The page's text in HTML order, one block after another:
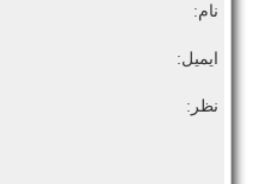
نام:
ایمیل:
نظر: